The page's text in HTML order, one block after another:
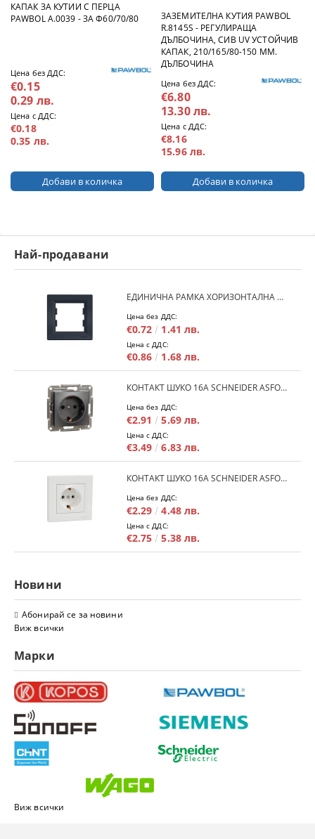
КАПАК ЗА КУТИИ С ПЕРЦА
PAWBOL A.0039 - ЗА Ф60/70/80
Цена без ДДС:
€0.15
0.29 лв.
Цена с ДДС:
€0.18
0.35 лв.
ЗАЗЕМИТЕЛНА КУТИЯ PAWBOL
R.8145S - РЕГУЛИРАЩА
ДЪЛБОЧИНА, СИВ UV УСТОЙЧИВ
КАПАК, 210/165/80-150 ММ.
ДЪЛБОЧИНА
Цена без ДДС:
€6.80
13.30 лв.
Цена с ДДС:
€8.16
15.96 лв.
Най-продавани
ЕДИНИЧНА РАМКА ХОРИЗОНТАЛНА SCHNEIDER ASFORA EPH5800171 - АНТРАЦИТ
Цена без ДДС:
€0.72 1.41 лв.
Цена с ДДС:
€0.86 1.68 лв.
КОНТАКТ ШУКО 16A SCHNEIDER ASFORA EPH2900171 - АНРАЦИТ
Цена без ДДС:
€2.91 5.69 лв.
Цена с ДДС:
€3.49 6.83 лв.
КОНТАКТ ШУКО 16A SCHNEIDER ASFORA EPH2900121 - БЯЛ
Цена без ДДС:
€2.29 4.48 лв.
Цена с ДДС:
€2.75 5.38 лв.
Новини
Абонирай се за новини
Виж всички
Марки
Виж всички